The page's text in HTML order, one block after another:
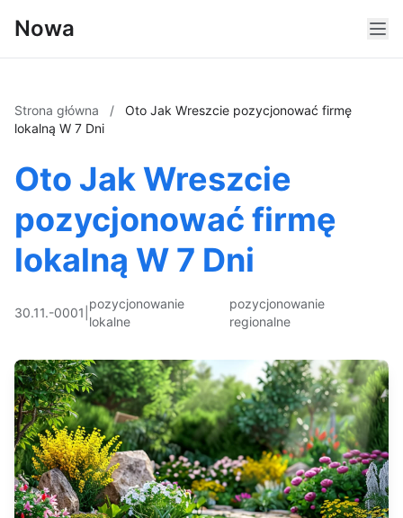
Nowa
Strona główna /
Oto Jak Wreszcie pozycjonować firmę
lokalną W 7 Dni
Oto Jak Wreszcie
pozycjonować firmę
lokalną W 7 Dni
30.11.-0001
pozycjonowanie
lokalne
pozycjonowanie
regionalne